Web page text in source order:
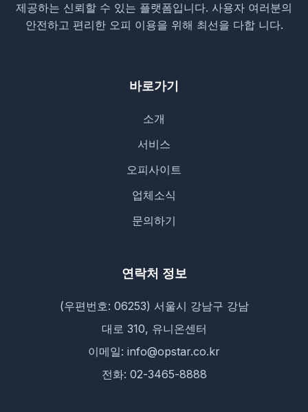
제공하는 신뢰할 수 있는 플랫폼입니다. 사용자 여러분의
안전하고 편리한 오피 이용을 위해 최선을 다합 니다.
바로가기
소개
서비스
오피사이트
업체소식
문의하기
연락처 정보
(우편번호: 06253) 서울시 강남구 강남
대로 310, 유니온센터
이메일: info@opstar.co.kr
전화: 02-3465-8888